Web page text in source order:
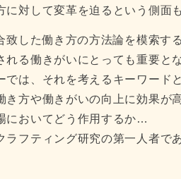
に対して変革を迫るという側面
致した働き方の方法論を模索す
れる働きがいにとっても重要と
では、それを考えるキーワード
き方や働きがいの向上に効果が
においてどう作用するか…
ラフティング研究の第一人者で